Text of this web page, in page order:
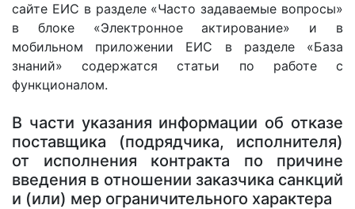
сайте ЕИС в разделе «Часто задаваемые вопросы»
в блоке «Электронное актирование» и в
мобильном приложении ЕИС в разделе «База
знаний» содержатся статьи по работе с
функционалом.
В части указания информации об отказе
поставщика (подрядчика, исполнителя)
от исполнения контракта по причине
введения в отношении заказчика санкций
и (или) мер ограничительного характера